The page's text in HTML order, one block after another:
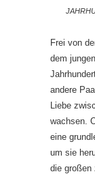
Frei von
dem
andere
Liebe
wachsen.
eine
um sie
die großen